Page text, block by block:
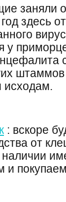
заняли
здесь
у
штаммов
исходам.
: вскоре
от
и